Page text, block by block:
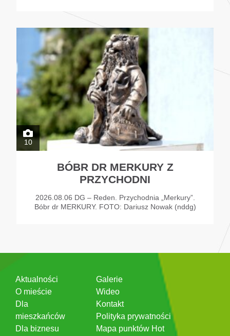
10
BÓBR DR MERKURY Z
PRZYCHODNI
2026.08.06 DG – Reden. Przychodnia „Merkury”.
Bóbr dr MERKURY. FOTO: Dariusz Nowak (nddg)
Aktualności
O mieście
Dla
mieszkańców
Dla biznesu
Galerie
Wideo
Kontakt
Polityka prywatności
Mapa punktów Hot